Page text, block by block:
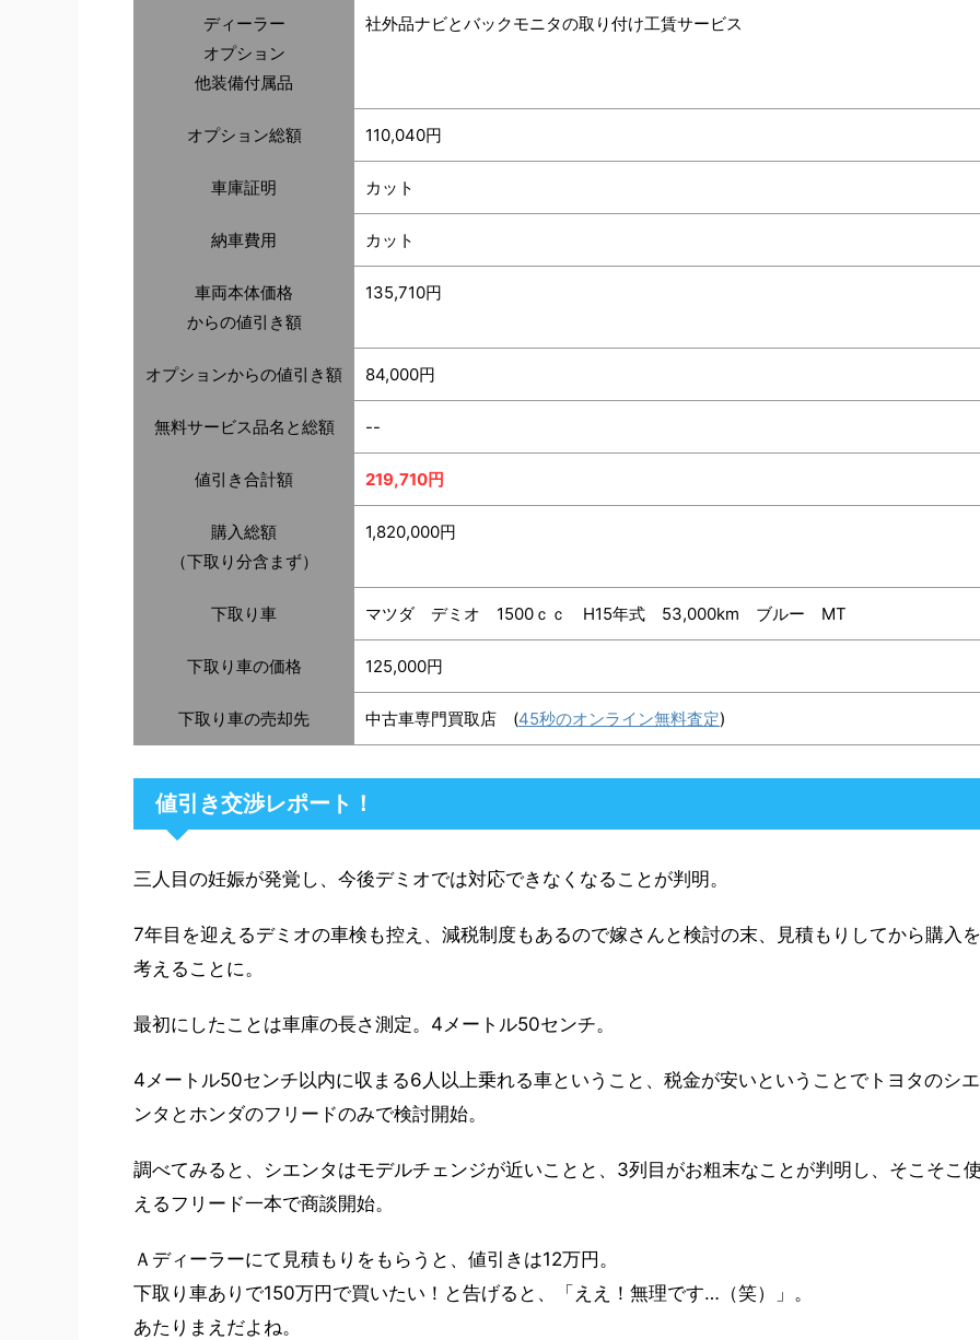
ディーラー
オプション
他装備付属品
社外品ナビとバックモニタの取り付け工賃サービス
オプション総額 110,040円
車庫証明 カット
納車費用 カット
車両本体価格
からの値引き額
135,710円
オプションからの値引き額 84,000円
無料サービス品名と総額 --
値引き合計額 219,710円
購入総額
（下取り分含まず）
1,820,000円
下取り車 マツダ デミオ 1500ｃｃ H15年式 53,000km ブルー MT
下取り車の価格 125,000円
下取り車の売却先 中古車専門買取店 (45秒のオンライン無料査定)
値引き交渉レポート！
三人目の妊娠が発覚し、今後デミオでは対応できなくなることが判明。
7年目を迎えるデミオの車検も控え、減税制度もあるので嫁さんと検討の末、見積もりしてから購入を
考えることに。
最初にしたことは車庫の長さ測定。4メートル50センチ。
4メートル50センチ以内に収まる6人以上乗れる車ということ、税金が安いということでトヨタのシエ
ンタとホンダのフリードのみで検討開始。
調べてみると、シエンタはモデルチェンジが近いことと、3列目がお粗末なことが判明し、そこそこ
えるフリード一本で商談開始。
Ａディーラーにて見積もりをもらうと、値引きは12万円。
下取り車ありで150万円で買いたい！と告げると、「ええ！無理です…（笑）」。
あたりまえだよね。